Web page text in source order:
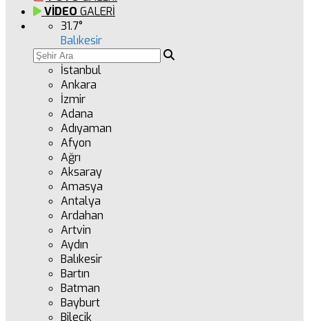
VİDEO GALERİ
31.7°
Balıkesir
İstanbul
Ankara
İzmir
Adana
Adıyaman
Afyon
Ağrı
Aksaray
Amasya
Antalya
Ardahan
Artvin
Aydın
Balıkesir
Bartın
Batman
Bayburt
Bilecik